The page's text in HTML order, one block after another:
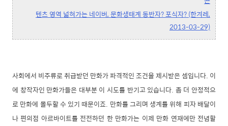
텐츠 영역 넓혀가는 네이버, 문화생태계 동반자? 포식자? (한겨레,
2013-03-29)
사회에서 비주류로 취급받던 만화가 파격적인 조건을 제시받은 셈입니다. 이
에 창작자인 만화가들은 대부분 이 시도를 반기고 있습니다. 좀 더 안정적으
로 만화에 몰두할 수 있기 때문이죠. 만화를 그리며 생계를 위해 피자 배달이
나 편의점 아르바이트를 전전하던 한 만화가는 이제 만화 연재에만 전념할